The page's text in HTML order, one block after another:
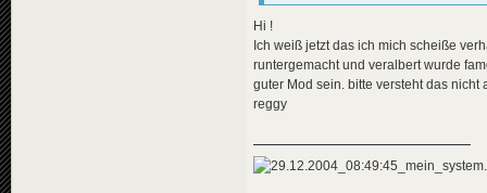
Hi !
Ich weiß jetzt das ich mich scheiße
runtergemacht und veralbert wurde
guter Mod sein. bitte versteht das nicht
reggy